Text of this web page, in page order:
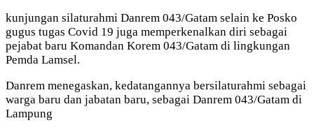
kunjungan silaturahmi Danrem 043/Gatam selain ke Posko
gugus tugas Covid 19 juga memperkenalkan diri sebagai
pejabat baru Komandan Korem 043/Gatam di lingkungan
Pemda Lamsel.
Danrem menegaskan, kedatangannya bersilaturahmi sebagai
warga baru dan jabatan baru, sebagai Danrem 043/Gatam di
Lampung